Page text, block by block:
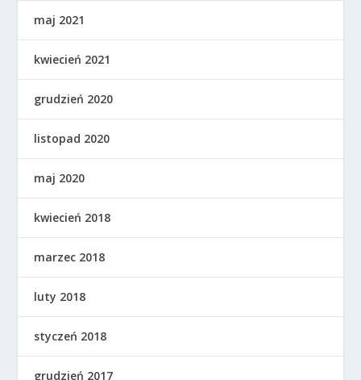
maj 2021
kwiecień 2021
grudzień 2020
listopad 2020
maj 2020
kwiecień 2018
marzec 2018
luty 2018
styczeń 2018
grudzień 2017